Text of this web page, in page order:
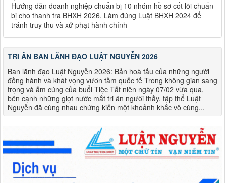
Hướng dẫn doanh nghiệp chuẩn bị 10 nhóm hồ sơ cốt lõi chuẩn
bị cho thanh tra BHXH 2026. Làm đúng Luật BHXH 2024 để
tránh truy thu và xử phạt hành chính
TRI ÂN BAN LÃNH ĐẠO LUẬT NGUYỄN 2026
Ban lãnh đạo Luật Nguyễn 2026: Bản hoà tấu của những người
đồng hành và khát vọng vươn tầm quốc tế Trong không gian sang
trọng và ấm cúng của buổi Tiệc Tất niên ngày 07/02 vừa qua,
bên cạnh những giọt nước mắt tri ân người thầy, tập thể Luật
Nguyễn đã cùng nhau chứng kiến một khoảnh khắc vô cùng...